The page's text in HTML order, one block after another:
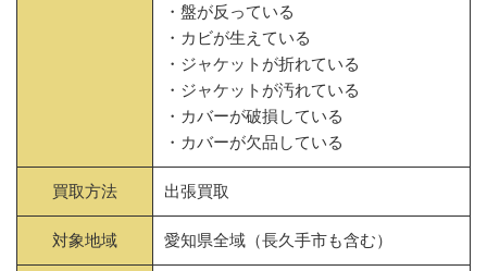
・盤が反っている
・カビが生えている
・ジャケットが折れている
・ジャケットが汚れている
・カバーが破損している
・カバーが欠品している
買取方法 出張買取
対象地域 愛知県全域（長久手市も含む）